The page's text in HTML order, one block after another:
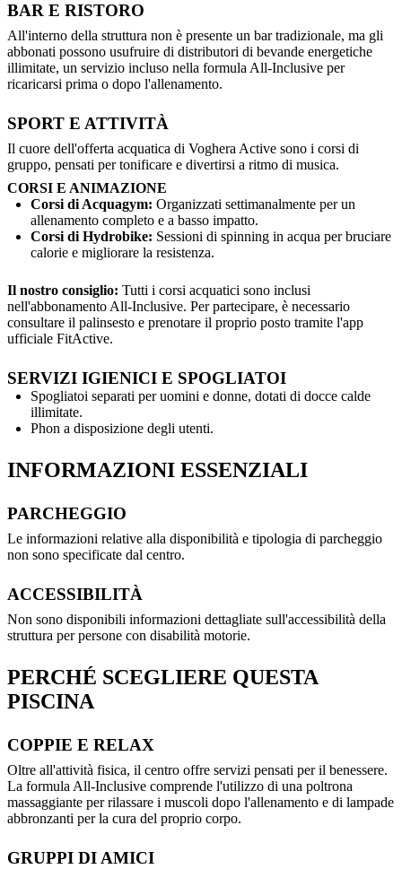
BAR E RISTORO
All'interno della struttura non è presente un bar tradizionale, ma gli
abbonati possono usufruire di distributori di bevande energetiche
illimitate, un servizio incluso nella formula All-Inclusive per
ricaricarsi prima o dopo l'allenamento.
SPORT E ATTIVITÀ
Il cuore dell'offerta acquatica di Voghera Active sono i corsi di
gruppo, pensati per tonificare e divertirsi a ritmo di musica.
CORSI E ANIMAZIONE
Corsi di Acquagym: Organizzati settimanalmente per un
allenamento completo e a basso impatto.
Corsi di Hydrobike: Sessioni di spinning in acqua per bruciare
calorie e migliorare la resistenza.
Il nostro consiglio: Tutti i corsi acquatici sono inclusi
nell'abbonamento All-Inclusive. Per partecipare, è necessario
consultare il palinsesto e prenotare il proprio posto tramite l'app
ufficiale FitActive.
SERVIZI IGIENICI E SPOGLIATOI
Spogliatoi separati per uomini e donne, dotati di docce calde
illimitate.
Phon a disposizione degli utenti.
INFORMAZIONI ESSENZIALI
PARCHEGGIO
Le informazioni relative alla disponibilità e tipologia di parcheggio
non sono specificate dal centro.
ACCESSIBILITÀ
Non sono disponibili informazioni dettagliate sull'accessibilità della
struttura per persone con disabilità motorie.
PERCHÉ SCEGLIERE QUESTA
PISCINA
COPPIE E RELAX
Oltre all'attività fisica, il centro offre servizi pensati per il benessere.
La formula All-Inclusive comprende l'utilizzo di una poltrona
massaggiante per rilassare i muscoli dopo l'allenamento e di lampade
abbronzanti per la cura del proprio corpo.
GRUPPI DI AMICI